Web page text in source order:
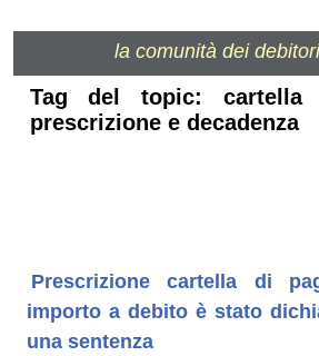
la comunità dei
Tag del topic: cartella
prescrizione e decadenza
Prescrizione cartella di
importo a debito è stato
una sentenza